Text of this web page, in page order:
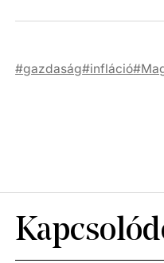
gazdaság infláció